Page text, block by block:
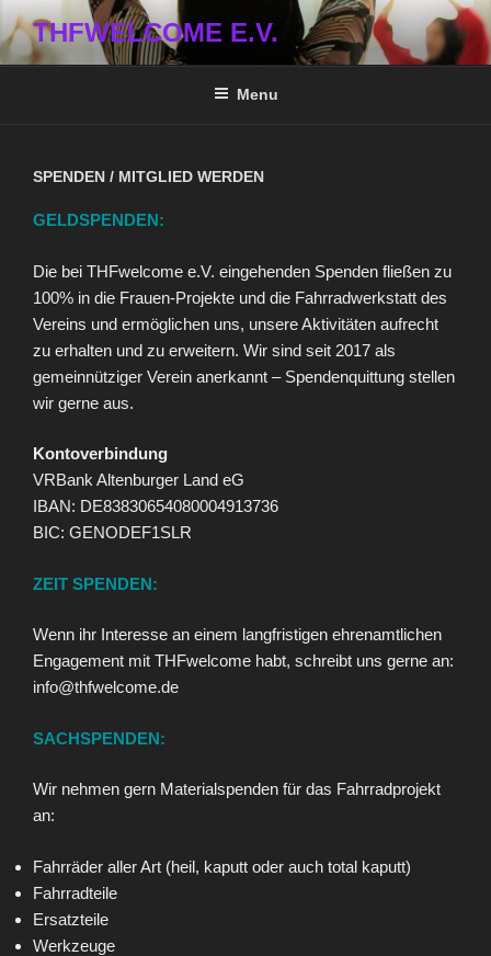
Skip
to
content
THFWELCOME E.V.
Menu
SPENDEN / MITGLIED WERDEN
GELDSPENDEN:
Die bei THFwelcome e.V. eingehenden Spenden fließen zu
100% in die Frauen-Projekte und die Fahrradwerkstatt des
Vereins und ermöglichen uns, unsere Aktivitäten aufrecht
zu erhalten und zu erweitern. Wir sind seit 2017 als
gemeinnütziger Verein anerkannt – Spendenquittung stellen
wir gerne aus.
Kontoverbindung
VR­Bank Altenburger Land eG
IBAN: DE83830654080004913736
BIC: GENODEF1SLR
ZEIT SPENDEN:
Wenn ihr Interesse an einem langfristigen ehrenamtlichen
Engagement mit THFwelcome habt, schreibt uns gerne an:
info@thfwelcome.de
SACHSPENDEN:
Wir nehmen gern Materialspenden für das Fahrradprojekt
an:
Fahrräder aller Art (heil, kaputt oder auch total kaputt)
Fahrradteile
Ersatzteile
Werkzeuge